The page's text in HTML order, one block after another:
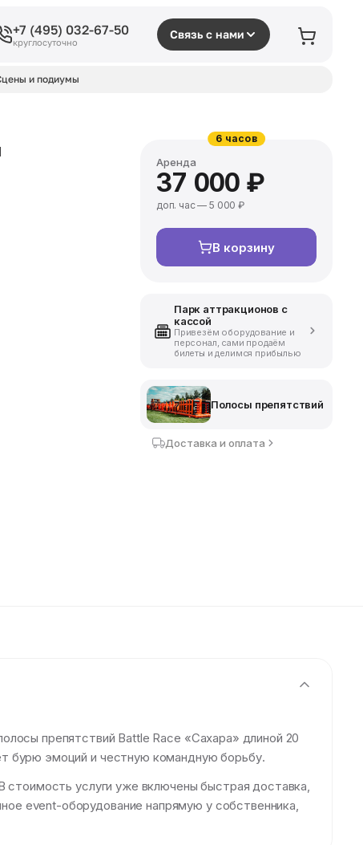
+7 (495) 032-67-50
круглосуточно
Связь с нами
и подиумы
6 часов
Аренда
37 000 ₽
доп. час — 5 000 ₽
В корзину
Парк аттракционов с
кассой
Привезём оборудование и
персонал, сами продаём
билеты и делимся прибылью
Полосы препятствий
Доставка и оплата
препятствий Battle Race «Сахара» длиной 20
бурю эмоций и честную командную борьбу.
услуги уже включены быстрая доставка,
event-оборудование напрямую у собственника,